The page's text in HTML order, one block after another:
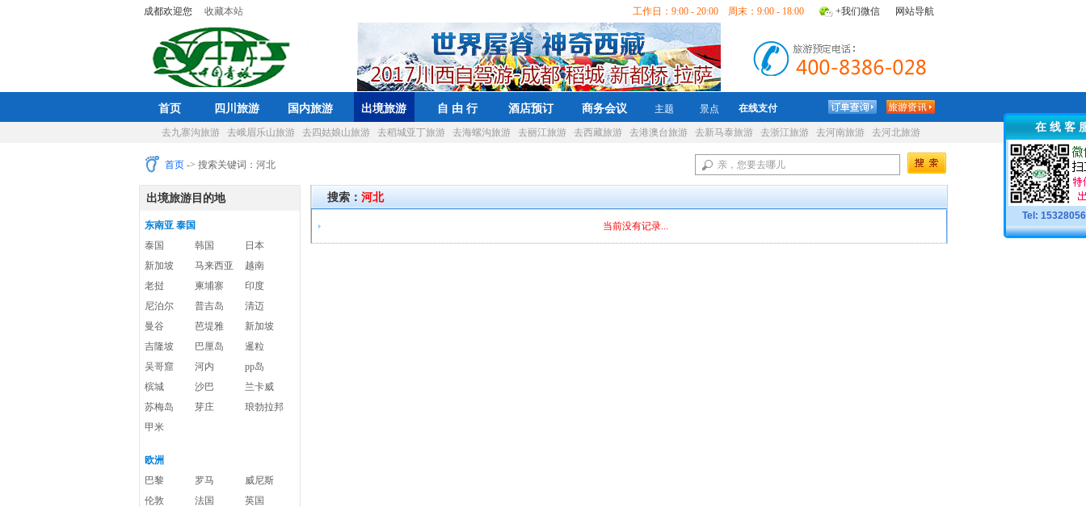
网站导航
成都欢迎您 收藏本站 工作日：9:00 - 20:00 周末：9:00 - 18:00 +我们微信
首页 四川旅游 国内旅游 出境旅游 自 由 行 酒店预订 商务会议 主题 景点 在线支付
去九寨沟旅游 去峨眉乐山旅游 去四姑娘山旅游 去稻城亚丁旅游 去海螺沟旅游 去丽江旅游 去西藏旅游 去港澳台旅游 去新马泰旅游 去浙江旅游 去河南旅游 去河北旅游
首页-> 搜索关键词：河北
出境旅游目的地
东南亚 泰国
泰国
韩国
日本
新加坡
马来西亚
越南
老挝
柬埔寨
印度
尼泊尔
普吉岛
清迈
曼谷
芭堤雅
新加坡
吉隆坡
巴厘岛
暹粒
吴哥窟
河内
pp岛
槟城
沙巴
兰卡威
苏梅岛
芽庄
琅勃拉邦
甲米
欧洲
巴黎
罗马
威尼斯
伦敦
法国
英国
搜索： 河北
当前没有记录...
在 线 客
Tel: